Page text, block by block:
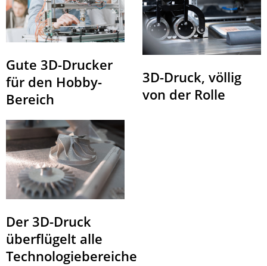
Gute 3D-Drucker
für den Hobby-
Bereich
3D-Druck, völlig
von der Rolle
Der 3D-Druck
überflügelt alle
Technologiebereiche